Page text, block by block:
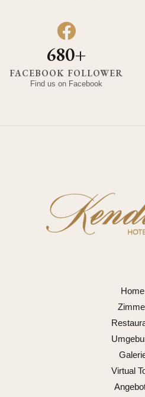
680+
FACEBOOK FOLLOWER
Find us on Facebook
Home
Virtual